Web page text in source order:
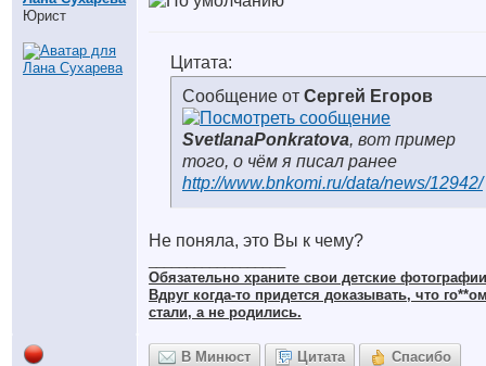
Юрист
Цитата:
Сообщение от Сергей Егоров
SvetlanaPonkratova, вот пример
того, о чём я писал ранее
http://www.bnkomi.ru/data/news/12942/
Не поняла, это Вы к чему?
Обязательно храните cвои детские
Вдруг когда-то придется доказывать, что
стали, а не родились.
В Минюст Цитата Спасибо